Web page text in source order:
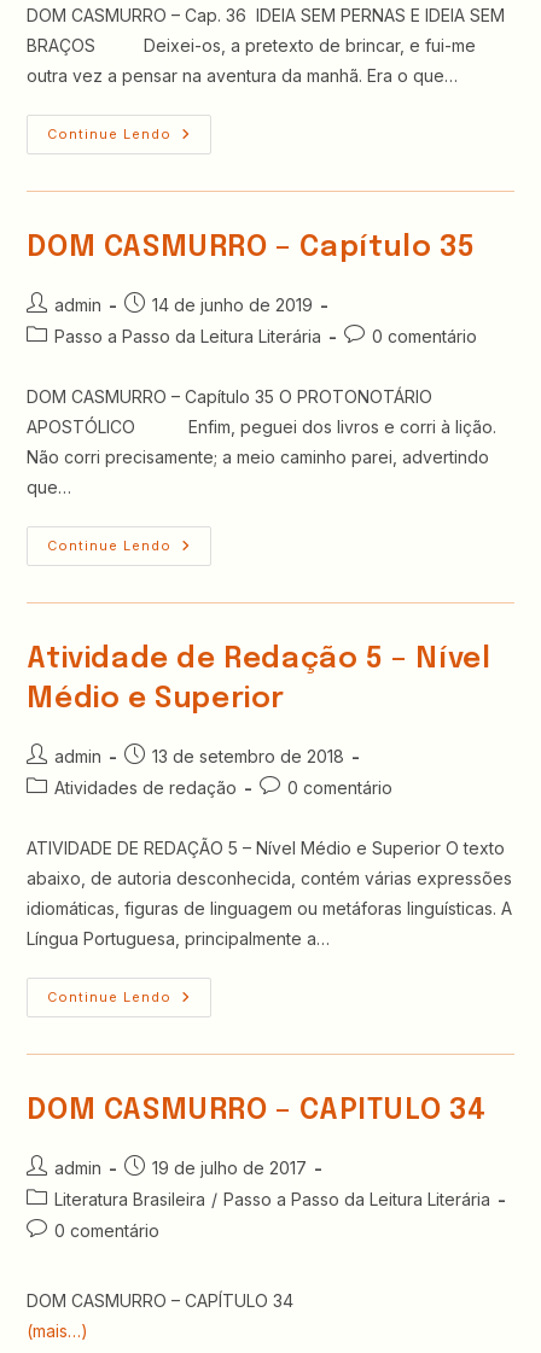
post: post:
DOM CASMURRO – Cap. 36 IDEIA SEM PERNAS E IDEIA SEM
BRAÇOS Deixei-os, a pretexto de brincar, e fui-me
outra vez a pensar na aventura da manhã. Era o que…
Continue Lendo
DOM
CASMURRO
E
38
DOM CASMURRO – Capítulo 35
Autor
do
admin
Post
publicado:
14 de junho de 2019
Categoria
post:
Passo a Passo da Leitura Literária
Comentários
post:
0 comentário
DOM CASMURRO – Capítulo 35 O PROTONOTÁRIO
APOSTÓLICO Enfim, peguei dos livros e corri à lição.
Não corri precisamente; a meio caminho parei, advertindo
que…
Continue Lendo
DOM
CASMURRO
Atividade de Redação 5 – Nível
Médio e Superior
Autor
do
admin
Post
publicado:
13 de setembro de 2018
Categoria
post:
Atividades de redação
Comentários
post:
0 comentário
ATIVIDADE DE REDAÇÃO 5 – Nível Médio e Superior O texto
abaixo, de autoria desconhecida, contém várias expressões
idiomáticas, figuras de linguagem ou metáforas linguísticas. A
Língua Portuguesa, principalmente a…
Continue Lendo
Atividade
De
Médio
E
DOM CASMURRO – CAPITULO 34
Autor
do
post:
admin
Post
publicado:
19 de julho de 2017
Categoria
do
Literatura Brasileira / Passo a Passo da Leitura Literária
Comentários
0 comentário
DOM CASMURRO – CAPÍTULO 34
(mais…)